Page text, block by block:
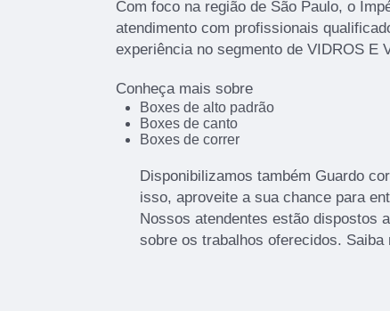
Com foco na região de São Paulo, o
atendimento com profissionais
experiência no segmento de VIDROS E
Conheça mais sobre
Boxes de alto padrão
Boxes de canto
Boxes de correr
Disponibilizamos também Guardo
isso, aproveite a sua chance para
Nossos atendentes estão dispostos
sobre os trabalhos oferecidos. Saiba